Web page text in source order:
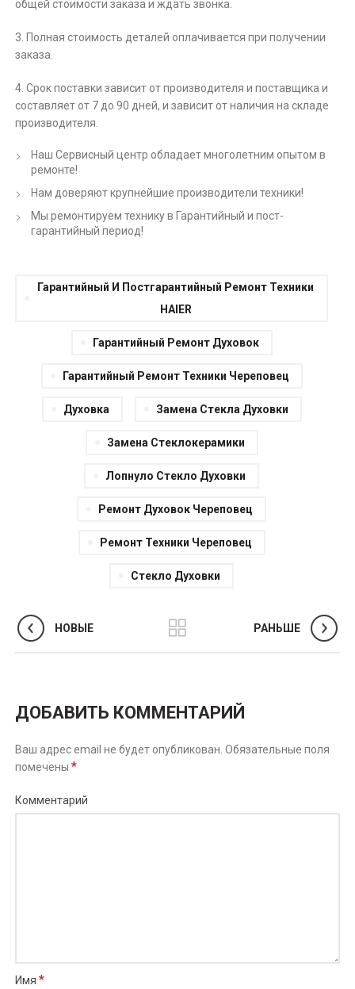
общей стоимости заказа и ждать звонка.
3. Полная стоимость деталей оплачивается при получении
заказа.
4. Срок поставки зависит от производителя и поставщика и
составляет от 7 до 90 дней, и зависит от наличия на складе
производителя.
Наш Сервисный центр обладает многолетним опытом в
ремонте!
Нам доверяют крупнейшие производители техники!
Мы ремонтируем технику в Гарантийный и пост-
гарантийный период!
Гарантийный И Постгарантийный Ремонт Техники
HAIER
Гарантийный Ремонт Духовок
Гарантийный Ремонт Техники Череповец
Духовка Замена Стекла Духовки
Замена Стеклокерамики
Лопнуло Стекло Духовки
Ремонт Духовок Череповец
Ремонт Техники Череповец
Стекло Духовки
НОВЫЕ РАНЬШЕ
ДОБАВИТЬ КОММЕНТАРИЙ
Ваш адрес email не будет опубликован. Обязательные поля
помечены*
Комментарий
Имя*